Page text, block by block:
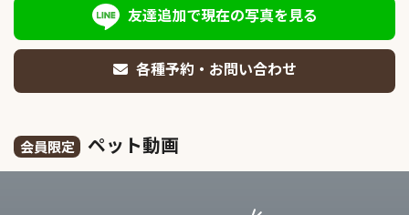
友達追加で現在の写真を見る
各種予約・お問い合わせ
会員限定 ペット動画